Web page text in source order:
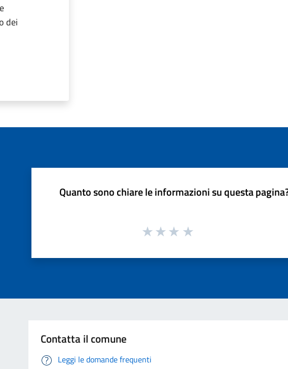
dei
Quanto sono chiare le informazioni su questa
Contatta il comune
Leggi le domande frequenti